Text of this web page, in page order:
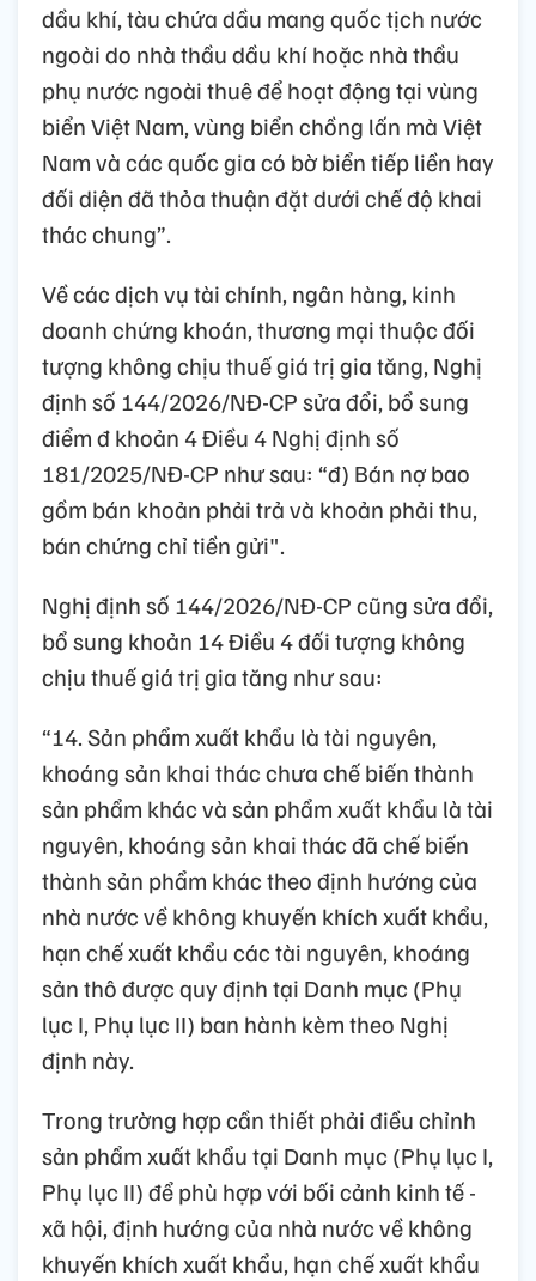
dầu khí, tàu chứa dầu mang quốc tịch nước
ngoài do nhà thầu dầu khí hoặc nhà thầu
phụ nước ngoài thuê để hoạt động tại vùng
biển Việt Nam, vùng biển chồng lấn mà Việt
Nam và các quốc gia có bờ biển tiếp liền hay
đối diện đã thỏa thuận đặt dưới chế độ khai
thác chung”.
Về các dịch vụ tài chính, ngân hàng, kinh
doanh chứng khoán, thương mại thuộc đối
tượng không chịu thuế giá trị gia tăng, Nghị
định số 144/2026/NĐ-CP sửa đổi, bổ sung
điểm đ khoản 4 Điều 4 Nghị định số
181/2025/NĐ-CP như sau: “đ) Bán nợ bao
gồm bán khoản phải trả và khoản phải thu,
bán chứng chỉ tiền gửi".
Nghị định số 144/2026/NĐ-CP cũng sửa đổi,
bổ sung khoản 14 Điều 4 đối tượng không
chịu thuế giá trị gia tăng như sau:
“14. Sản phẩm xuất khẩu là tài nguyên,
khoáng sản khai thác chưa chế biến thành
sản phẩm khác và sản phẩm xuất khẩu là tài
nguyên, khoáng sản khai thác đã chế biến
thành sản phẩm khác theo định hướng của
nhà nước về không khuyến khích xuất khẩu,
hạn chế xuất khẩu các tài nguyên, khoáng
sản thô được quy định tại Danh mục (Phụ
lục I, Phụ lục II) ban hành kèm theo Nghị
định này.
Trong trường hợp cần thiết phải điều chỉnh
sản phẩm xuất khẩu tại Danh mục (Phụ lục I,
Phụ lục II) để phù hợp với bối cảnh kinh tế -
xã hội, định hướng của nhà nước về không
khuyến khích xuất khẩu, hạn chế xuất khẩu